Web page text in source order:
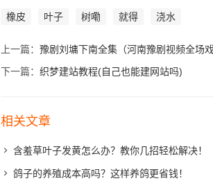
橡皮 叶子 树嘞 就得 浇水
上一篇： 豫剧刘墉下南全集（河南豫剧视频全场戏
下一篇： 织梦建站教程(自己也能建网站吗)
相关文章
含羞草叶子发黄怎么办？教你几招轻松解决！
鸽子的养殖成本高吗？这样养鸽更省钱！